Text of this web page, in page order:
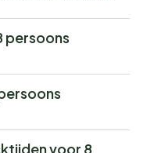
persoons
voor 8